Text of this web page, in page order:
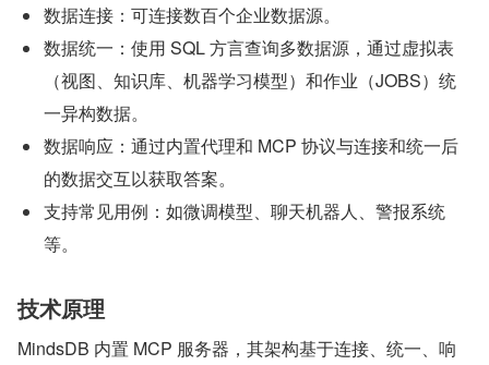
数据连接：可连接数百个企业数据源。
数据统一：使用 SQL 方言查询多数据源，通过虚拟表
（视图、知识库、机器学习模型）和作业（JOBS）统
一异构数据。
数据响应：通过内置代理和 MCP 协议与连接和统一后
的数据交互以获取答案。
支持常见用例：如微调模型、聊天机器人、警报系统
等。
技术原理
MindsDB 内置 MCP 服务器，其架构基于连接、统一、响